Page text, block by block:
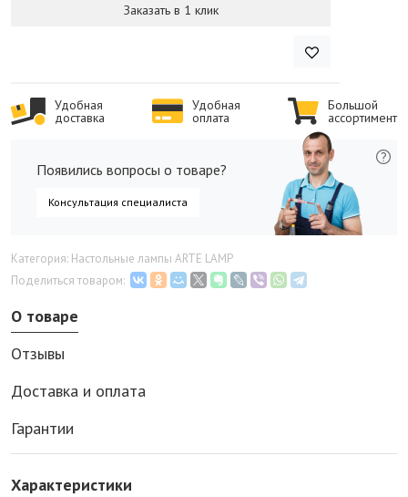
Заказать в 1 клик
Удобная
доставка
Удобная
оплата
Большой
ассортимент
Появились вопросы о товаре?
Консультация специалиста
Категория: Настольные лампы ARTE LAMP
Поделиться товаром:
О товаре
Отзывы
Доставка и оплата
Гарантии
Характеристики